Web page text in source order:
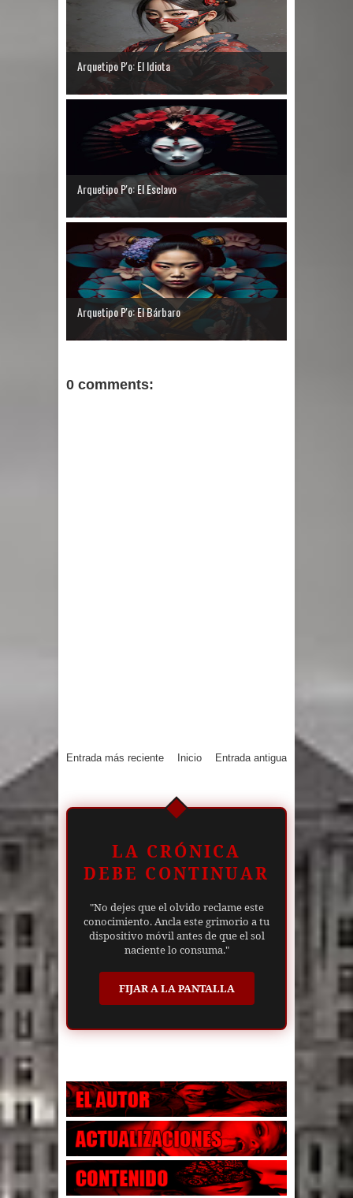
Arquetipo P'o: El Idiota
Arquetipo P'o: El Esclavo
Arquetipo P'o: El Bárbaro
0 comments:
Entrada más reciente Entrada antigua
Inicio
LA CRÓNICA
DEBE CONTINUAR
"No dejes que el olvido reclame este
conocimiento. Ancla este grimorio a tu
dispositivo móvil antes de que el sol
naciente lo consuma."
FIJAR A LA PANTALLA